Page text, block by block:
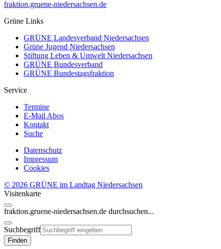
fraktion.gruene-niedersachsen.de
Grüne Links
GRÜNE Landesverband Niedersachsen
Grüne Jugend Niedersachsen
Stiftung Leben & Umwelt Niedersachsen
GRÜNE Bundesverband
GRÜNE Bundestagsfraktion
Service
Termine
E-Mail Abos
Kontakt
Suche
Datenschutz
Impressum
Cookies
© 2026 GRÜNE im Landtag Niedersachsen
Visitenkarte
fraktion.gruene-niedersachsen.de durchsuchen...
Suchbegriff
Finden